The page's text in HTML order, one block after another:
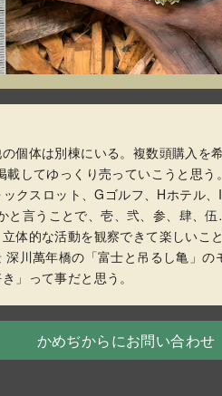
個体は別棟にいる。複数頭購入
してゆっくり売っていこうと思
クスロット、Gゴルフ、Hホテル
言うことで、壱、弐、参、肆、伍
体的な活動を観察できて楽しい
川萬年橋の「富士と吊るし亀」
」って事だと思う。
かめぢからにお問い合わせ